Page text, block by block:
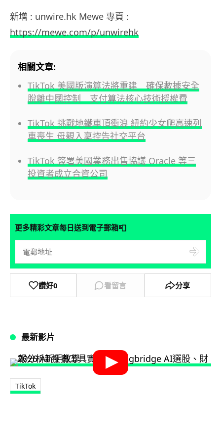
新增 : unwire.hk Mewe 專頁 :
https://mewe.com/p/unwirehk
相關文章:
TikTok 美國版演算法將重建 確保數據安全
脫離中國控制 支付算法核心技術授權費
TikTok 挑戰地鐵車頂衝浪 紐約少女爬高速列
車喪生 母親入稟控告社交平台
TikTok 簽署美國業務出售協議 Oracle 等三
投資者成立合資公司
更多精彩文章每日送到電子郵箱📮
讚好0 看留言 分享
最新影片
TikTok